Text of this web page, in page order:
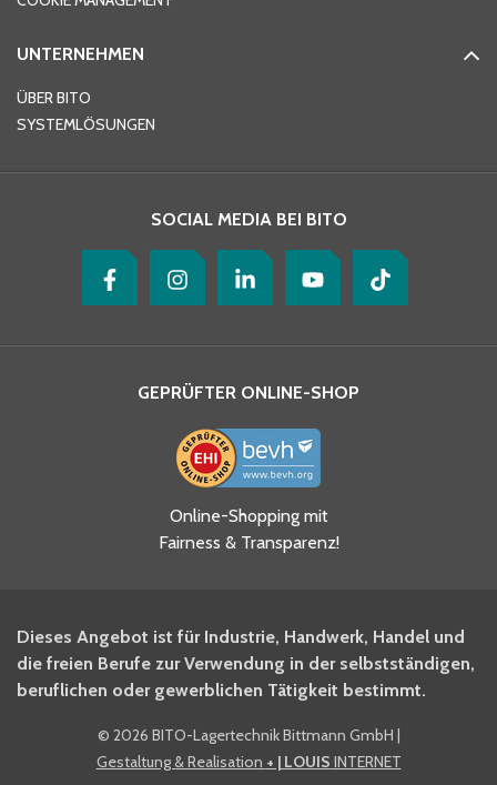
Ja, ich habe die
Datenschutzhinweise gelesen
und akzeptiere diese.
BITO Newsletter Fachwissen
Intralogistiker anmelden.
Ja, ich möchte mich für den
BITO Shop-Newsletter
UNTERNEHMEN
ÜBER BITO
SYSTEMLÖSUNGEN
SOCIAL MEDIA BEI BITO
GEPRÜFTER ONLINE-SHOP
Online-Shopping mit
Fairness & Transparenz!
Dieses Angebot ist für Industrie, Handwerk, Handel und
die freien Berufe zur Verwendung in der selbstständigen,
beruflichen oder gewerblichen Tätigkeit bestimmt.
© 2026 BITO-Lagertechnik Bittmann GmbH |
Gestaltung & Realisation + | LOUIS INTERNET